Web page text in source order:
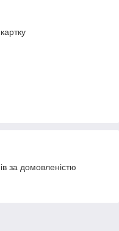
за домовленістю